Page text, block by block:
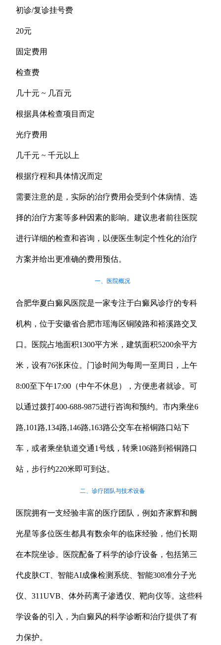
初诊/复诊挂号费
20元
固定费用
检查费
几十元 ~ 几百元
根据具体检查项目而定
光疗费用
几千元 ~ 千元以上
根据疗程和具体情况而定
需要注意的是，实际的治疗费用会受到个体病情、选
择的治疗方案等多种因素的影响。建议患者前往医院
进行详细的检查和咨询，以便医生制定个性化的治疗
方案并给出更准确的费用预估。
一、医院概况
合肥华夏白癜风医院是一家专注于白癜风诊疗的专科
机构，位于安徽省合肥市瑶海区铜陵路和裕溪路交叉
口。医院占地面积1300平方米，建筑面积5200余平方
米，设有76张床位。门诊时间为每周一至周日，上午
8:00至下午17:00（中午不休息），方便患者就诊。可
以通过拨打400-688-9875进行咨询和预约。市内乘坐6
路,101路,134路,146路,163路公交车在裕铜路口站下
车，或者乘坐轨道交通1号线，转乘106路到裕铜路口
站，步行约220米即可到达。
二、诊疗团队与技术设备
医院拥有一支经验丰富的医疗团队，例如齐家辉和阙
光星等多位医生都具有数余年的临床经验，他们长期
在本院坐诊。医院配备了科学的诊疗设备，包括第三
代皮肤CT、智能AI成像检测系统、智能308准分子光
仪、311UVB、体外药离子渗透仪、靶向仪等。这些科
学设备的引入，为白癜风的科学诊断和治疗提供了有
力保护。